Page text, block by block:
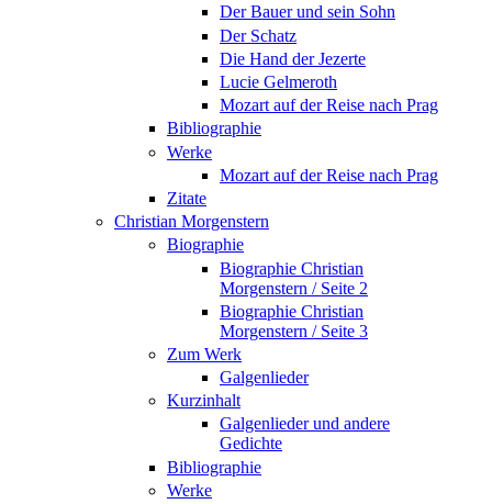
Der Bauer und sein Sohn
Der Schatz
Die Hand der Jezerte
Lucie Gelmeroth
Mozart auf der Reise nach Prag
Bibliographie
Werke
Mozart auf der Reise nach Prag
Zitate
Christian Morgenstern
Biographie
Biographie Christian
Morgenstern / Seite 2
Biographie Christian
Morgenstern / Seite 3
Zum Werk
Galgenlieder
Kurzinhalt
Galgenlieder und andere
Gedichte
Bibliographie
Werke